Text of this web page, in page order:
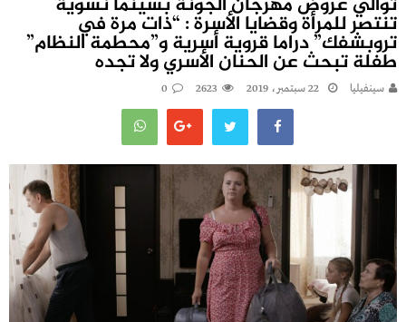
تنتصر للمرأة وقضايا الأسرة : “ذات مرة في
تروبشفك” دراما قروية أسرية و”محطمة النظام”
طفلة تبحث عن الحنان الأسري ولا تجده
سينفيليا 22 سبتمبر، 2019 2623
0